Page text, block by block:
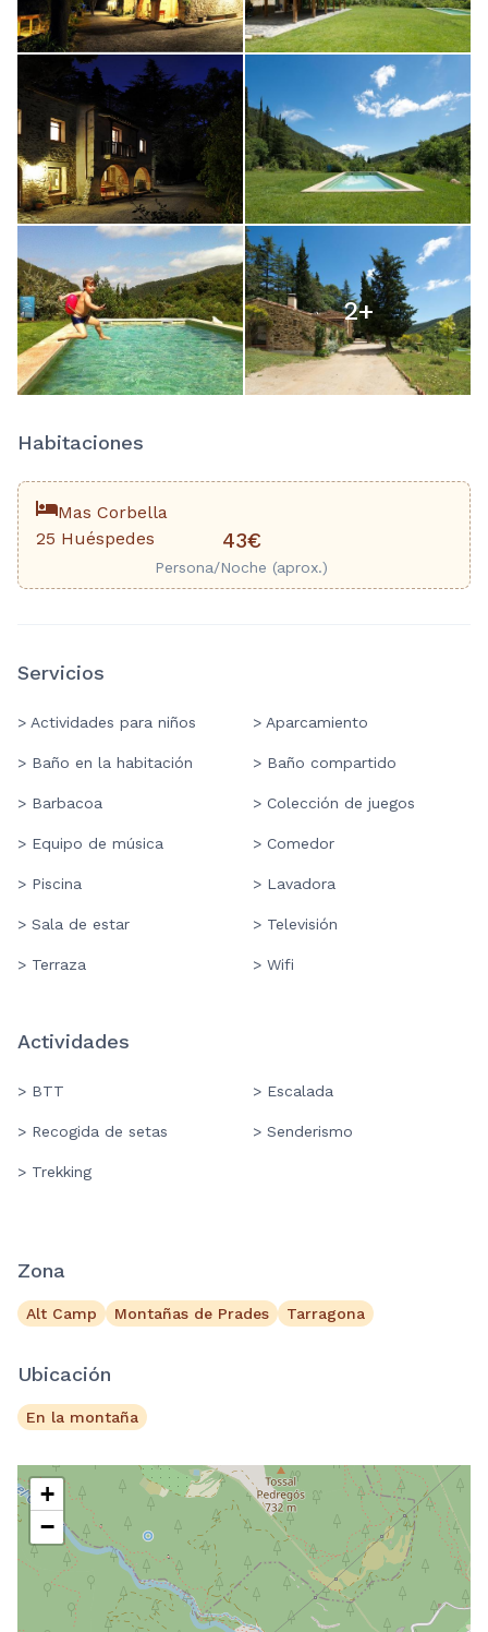
2+
Habitaciones
Mas Corbella
25 Huéspedes
43€
Persona/Noche (aprox.)
Servicios
> Actividades para niños > Aparcamiento
> Baño en la habitación > Baño compartido
> Barbacoa > Colección de juegos
> Equipo de música > Comedor
> Piscina > Lavadora
> Sala de estar > Televisión
> Terraza > Wifi
Actividades
> BTT > Escalada
> Recogida de setas > Senderismo
> Trekking
Zona
Alt Camp Montañas de Prades Tarragona
Ubicación
En la montaña
+
−